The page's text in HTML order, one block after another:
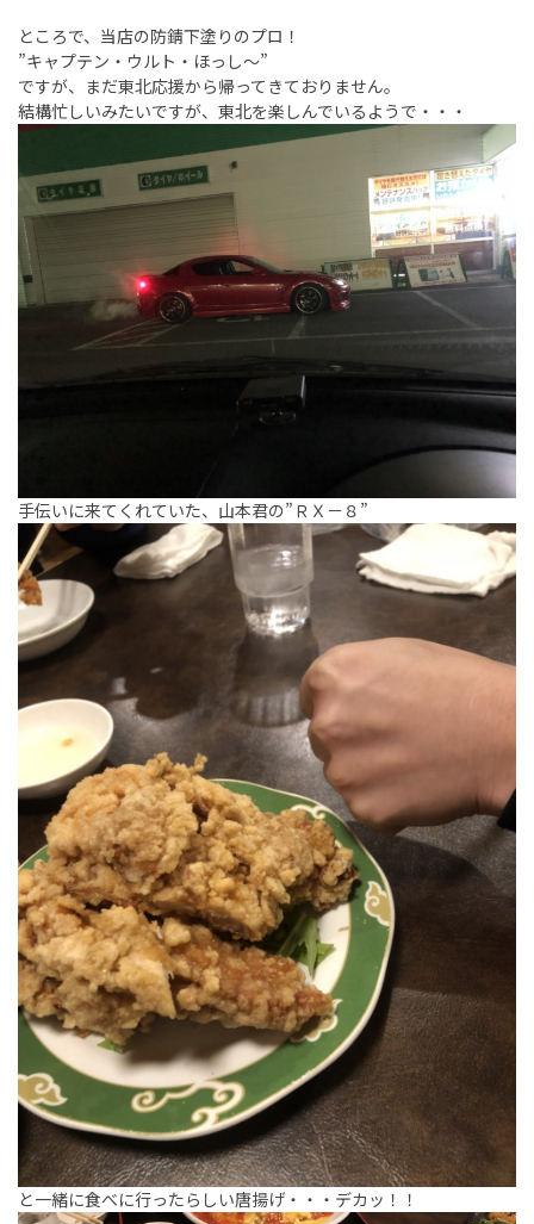
ところで、当店の防錆下塗りのプロ！
”キャプテン・ウルト・ほっし～”
ですが、まだ東北応援から帰ってきておりません。
結構忙しいみたいですが、東北を楽しんでいるようで・・・
手伝いに来てくれていた、山本君の”ＲＸ－８”
と一緒に食べに行ったらしい唐揚げ・・・デカッ！！